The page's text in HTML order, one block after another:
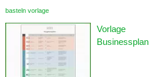
basteln vorlage
Vorlage
Businessplan